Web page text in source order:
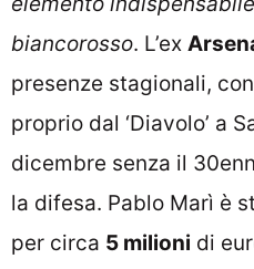
biancorosso. L’ex
presenze stagionali,
proprio dal ‘Diavolo’ a
dicembre senza il
la difesa. Pablo Marì è
per circa 5 milioni di